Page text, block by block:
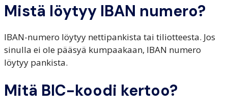
Mistä löytyy IBAN numero?
IBAN-numero löytyy nettipankista tai tiliotteesta. Jos
sinulla ei ole pääsyä kumpaakaan, IBAN numero
löytyy pankista.
Mitä BIC-koodi kertoo?